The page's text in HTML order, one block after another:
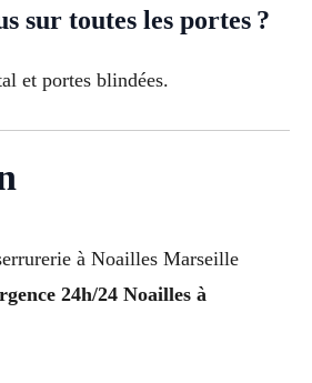
sur toutes les portes ?
et portes blindées.
à Noailles Marseille
24h/24 Noailles à